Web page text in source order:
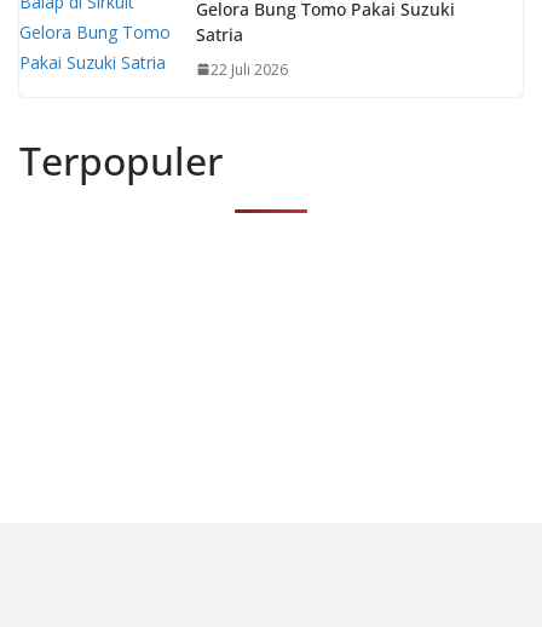
Gelora Bung Tomo Pakai Suzuki
Satria
22 Juli 2026
Terpopuler